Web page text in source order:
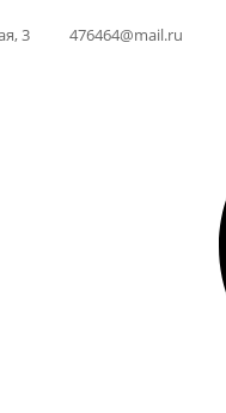
3 476464@mail.ru